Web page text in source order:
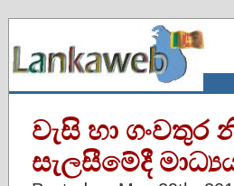
වැසි හා
සැලසීමේදී